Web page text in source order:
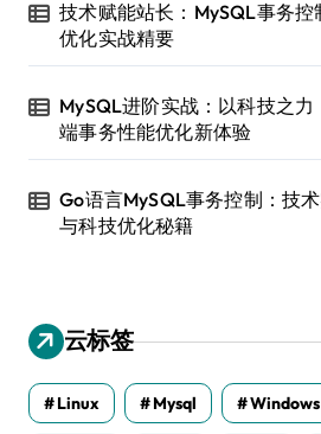
技术赋能站长：MySQL事务控
优化实战精要
MySQL进阶实战：以科技之力
端事务性能优化新体验
Go语言MySQL事务控制：技
与科技优化秘籍
云标签
Linux Mysql Windows